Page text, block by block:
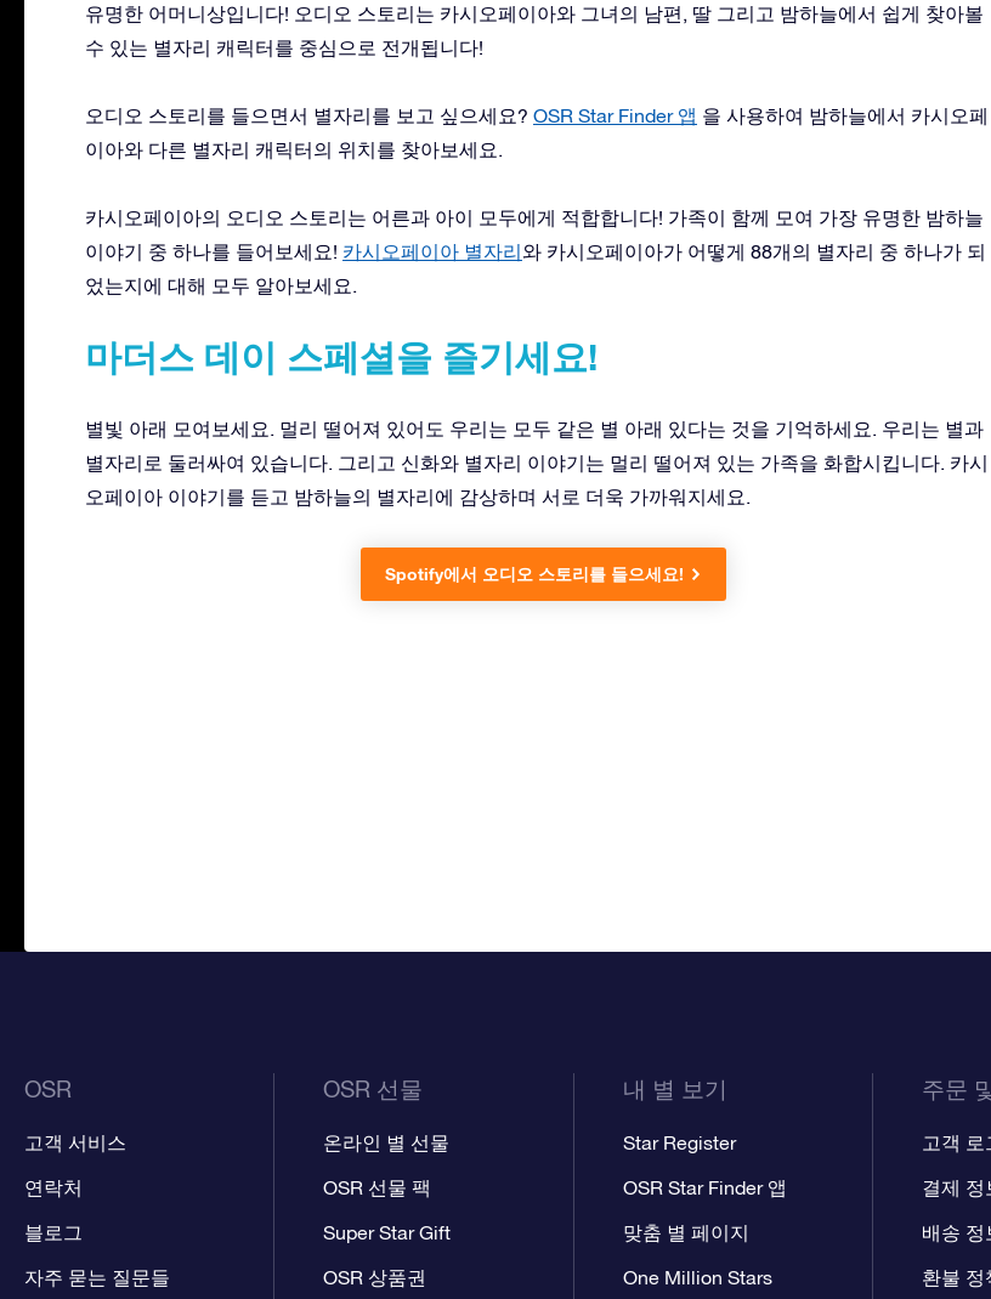
유명한 어머니상입니다! 오디오 스토리는 카시오페이아와 그녀의 남편, 딸 그리고 밤하늘에서 쉽게 찾아볼
수 있는 별자리 캐릭터를 중심으로 전개됩니다!
오디오 스토리를 들으면서 별자리를 보고 싶으세요? OSR Star Finder 앱 을 사용하여 밤하늘에서 카시오페
이아와 다른 별자리 캐릭터의 위치를 찾아보세요.
카시오페이아의 오디오 스토리는 어른과 아이 모두에게 적합합니다! 가족이 함께 모여 가장 유명한 밤하늘
이야기 중 하나를 들어보세요! 카시오페이아 별자리와 카시오페이아가 어떻게 88개의 별자리 중 하나가 되
었는지에 대해 모두 알아보세요.
마더스 데이 스페셜을 즐기세요!
별빛 아래 모여보세요. 멀리 떨어져 있어도 우리는 모두 같은 별 아래 있다는 것을 기억하세요. 우리는 별과
별자리로 둘러싸여 있습니다. 그리고 신화와 별자리 이야기는 멀리 떨어져 있는 가족을 화합시킵니다. 카시
오페이아 이야기를 듣고 밤하늘의 별자리에 감상하며 서로 더욱 가까워지세요.
Spotify에서 오디오 스토리를 들으세요!
OSR
고객 서비스
연락처
블로그
자주 묻는 질문들
OSR 선물
온라인 별 선물
OSR 선물 팩
Super Star Gift
OSR 상품권
내 별 보기
Star Register
OSR Star Finder 앱
맞춤 별 페이지
One Million Stars
주문
고객 로
결제 정
배송 정
환불 정